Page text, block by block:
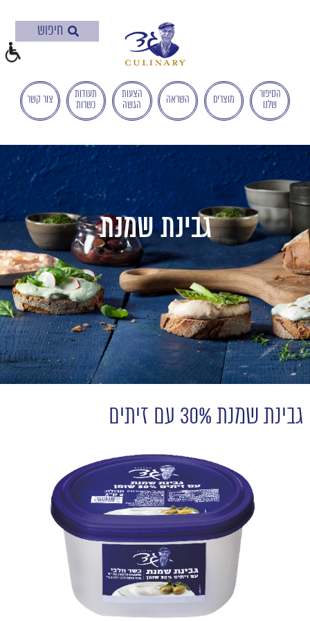
הישראלי
לְהַנְגָּשָׁת
אָתָרִים".
הַמְּסַיַּעַת
לִנְגִישׁוּת
הָאֲתָר.
לִפְתִיחַת
תַּפְרִיט
הֵנְּגִישׁוּת
לְחַץ
ALT+0
הסיפור
שלנו
מוצרים השראה
הצעות
הגשה
תעודות
כשרות
צור קשר
גבינת שמנת
גבינת שמנת 30% עם זיתים